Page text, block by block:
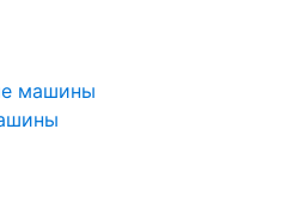
машины